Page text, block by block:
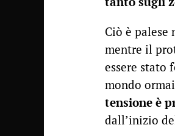
Ciò è palese
mentre il
essere stato
mondo
tensione è
dall’inizio